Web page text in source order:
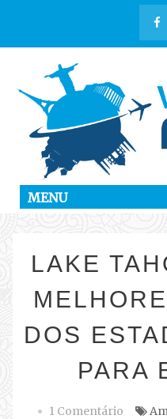
MENU
LAKE
DOS
PARA
1 Comentário